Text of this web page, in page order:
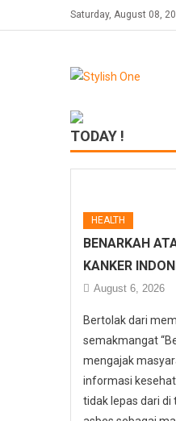
to
Saturday, August 08,
TODAY !
HEALTH
BENARKAH
KANKER
August 6, 2026
Bertolak dari
semakmangat
mengajak
informasi
tidak lepas dari